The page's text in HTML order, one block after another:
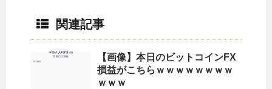
関連記事
【画像】本日のビットコインFX
損益がこちらｗｗｗｗｗｗｗｗ
ｗｗｗ